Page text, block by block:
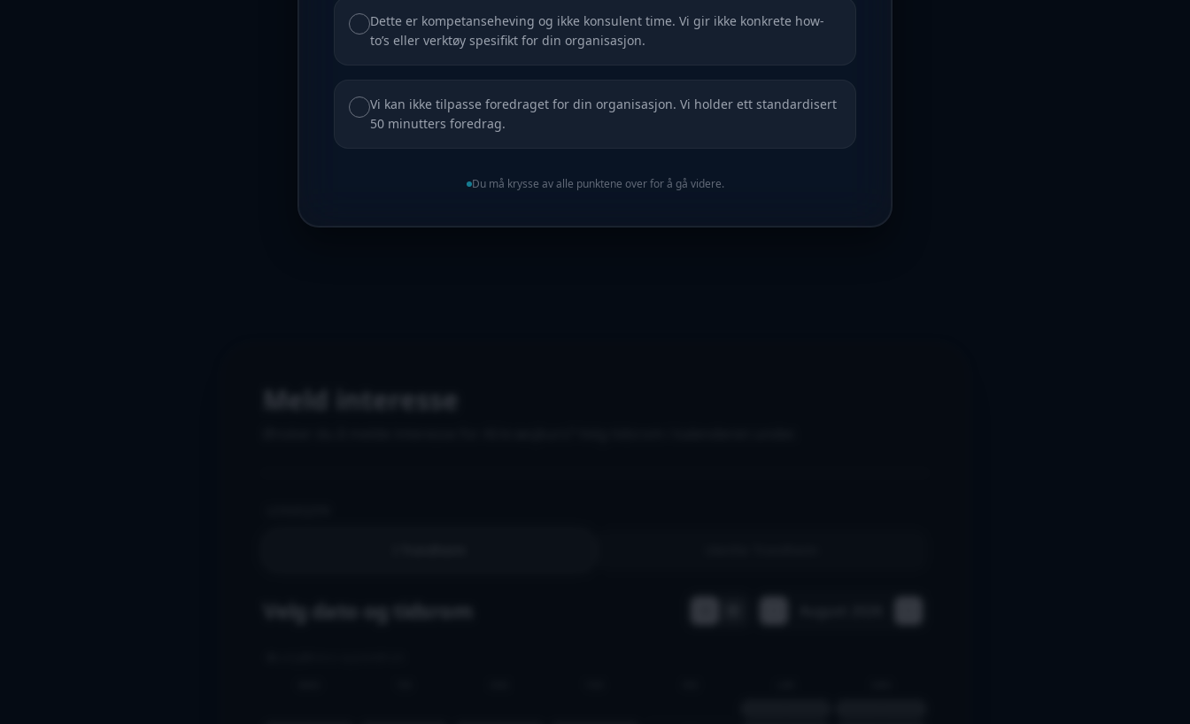
Dette er kompetanseheving og ikke konsulent time. Vi gir ikke konkrete how-
to’s eller verktøy spesifikt for din organisasjon.
Vi kan ikke tilpasse foredraget for din organisasjon. Vi holder ett standardisert
50 minutters foredrag.
Du må krysse av alle punktene over for å gå videre.
Meld interesse
Velg dato og tidsrom